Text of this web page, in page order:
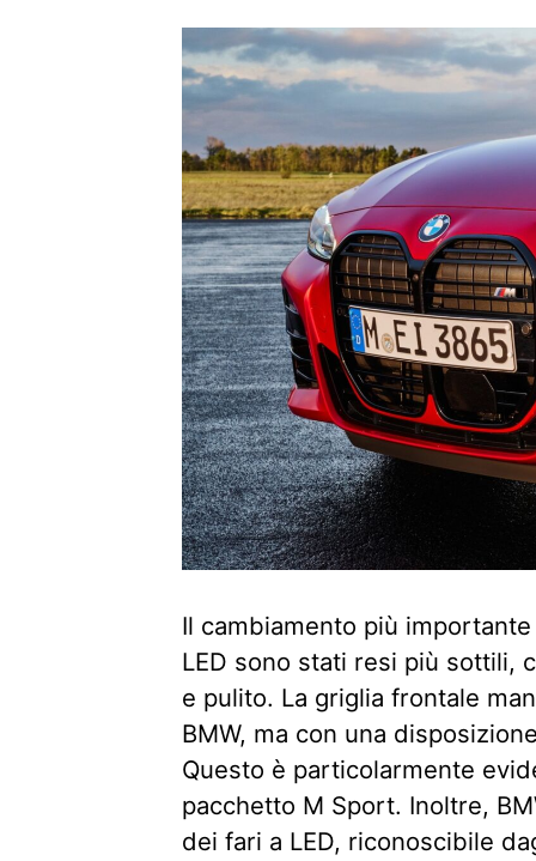
Il cambiamento più
LED sono stati resi più sottili,
e pulito. La griglia frontale
BMW, ma con una
Questo è particolarmente
pacchetto M Sport. Inoltre,
dei fari a LED, riconoscibile